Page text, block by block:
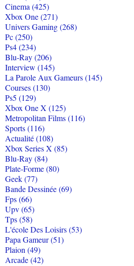
Cinema (425)
Xbox One (271)
Univers Gaming (268)
Pc (250)
Ps4 (234)
Blu-Ray (206)
Interview (145)
La Parole Aux Gameurs (145)
Courses (130)
Ps5 (129)
Xbox One X (125)
Metropolitan Films (116)
Sports (116)
Actualité (108)
Xbox Series X (85)
Blu-Ray (84)
Plate-Forme (80)
Geek (77)
Bande Dessinée (69)
Fps (66)
Upv (65)
Tps (58)
L'école Des Loisirs (53)
Papa Gameur (51)
Plaion (49)
Arcade (42)